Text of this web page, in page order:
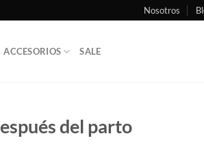
Nosotros
ACCESORIOS SALE
del parto